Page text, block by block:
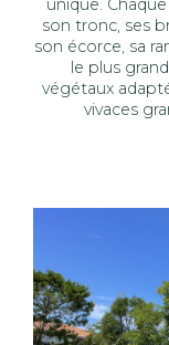
unique.
son tronc, ses
son écorce, sa
le plus
végétaux
vivaces